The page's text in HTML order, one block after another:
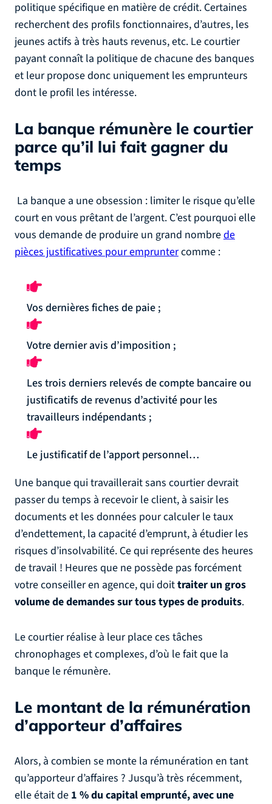
politique spécifique en matière de crédit. Certaines
recherchent des profils fonctionnaires, d’autres, les
jeunes actifs à très hauts revenus, etc. Le courtier
payant connaît la politique de chacune des banques
et leur propose donc uniquement les emprunteurs
dont le profil les intéresse.
La banque rémunère le courtier
parce qu’il lui fait gagner du
temps
La banque a une obsession : limiter le risque qu’elle
court en vous prêtant de l’argent. C’est pourquoi elle
vous demande de produire un grand nombrede
pièces justificatives pour empruntercomme :
Vos dernières fiches de paie ;
Votre dernier avis d’imposition ;
Les trois derniers relevés de compte bancaire ou
justificatifs de revenus d’activité pour les
travailleurs indépendants ;
Le justificatif de l’apport personnel…
Une banque qui travaillerait sans courtier devrait
passer du temps à recevoir le client, à saisir les
documents et les données pour calculer le taux
d’endettement, la capacité d’emprunt, à étudier les
risques d’insolvabilité. Ce qui représente des heures
de travail ! Heures que ne possède pas forcément
votre conseiller en agence, qui doittraiter un gros
volume de demandes sur tous types de produits.
Le courtier réalise à leur place ces tâches
chronophages et complexes, d’où le fait que la
banque le rémunère.
Le montant de la rémunération
d’apporteur d’affaires
Alors, à combien se monte la rémunération en tant
qu’apporteur d’affaires ? Jusqu’à très récemment,
elle était de 1 % du capital emprunté, avec une